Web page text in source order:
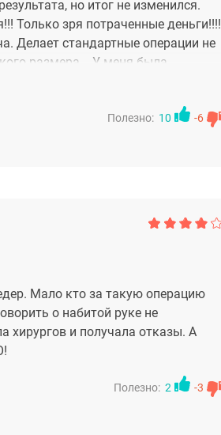
но итог не изменился.
Только зря потраченные деньги!!!!
Делает стандартные операции не
размера... У меня была
Только сейчас, пройдя не одного
врача!!!
Полезно: 10 -6
Мало кто за такую операцию
о набитой руке не
хирургов и получала отказы. А
Полезно: 2 -3